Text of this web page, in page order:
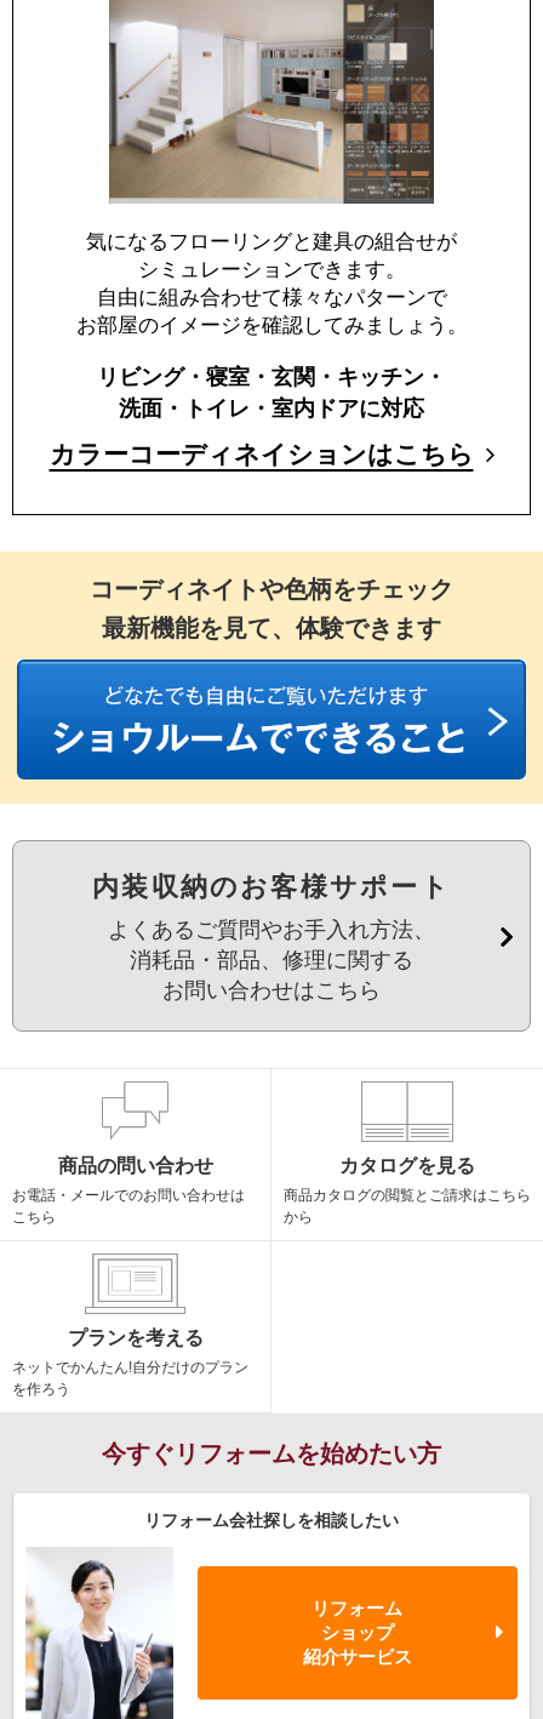
気になるフローリングと建具の組合せが
シミュレーションできます。
自由に組み合わせて様々なパターンで
お部屋のイメージを確認してみましょう。
リビング・寝室・玄関・キッチン・
洗面・トイレ・室内ドアに対応
カラーコーディネイションはこちら
コーディネイトや色柄をチェック
最新機能を見て、体験できます
内装収納のお客様サポート
よくあるご質問やお手入れ方法、
消耗品・部品、修理に関する
お問い合わせはこちら
商品の問い合わせ
お電話・メールでのお問い合わせは
こちら
カタログを見る
商品カタログの閲覧と ご請求はこちら
から
プランを考える
ネットでかんたん!自分だけのプラン
を作ろう
今すぐリフォームを始めたい方
リフォーム会社探しを相談したい
リフォーム
ショップ
紹介サービス